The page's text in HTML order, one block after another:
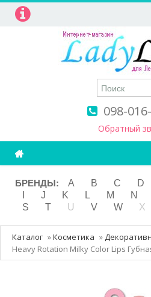
098-
Обратный
Ароматерапия
Витамины
Детям и мамам
Косметика
БРЕНДЫ: A B C D
J K L M N
S
T U V W X
Каталог »Косметика »
Heavy Rotation Milky Color Lips